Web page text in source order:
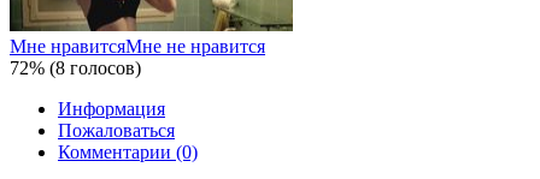
Мне нравитсяМне не нравится
72% (8 голосов)
Информация
Пожаловаться
Комментарии (0)